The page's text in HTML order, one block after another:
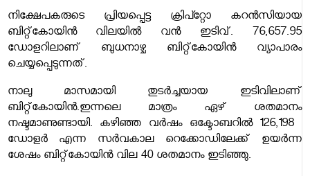
നിക്ഷേപകരുടെ പ്രിയപ്പെട്ട ക്രിപ്റ്റോ കറൻസിയായ
ബിറ്റ്കോയിൻ വിലയിൽ വൻ ഇടിവ്. 76,657.95
ഡോളറിലാണ് ബുധനാഴ്ച ബിറ്റ്കോയിൻ വ്യാപാരം
ചെയ്യപ്പെടുന്നത്.
നാലു മാസമായി തുടർച്ചയായ ഇടിവിലാണ്
ബിറ്റ്കോയിൻ.ഇന്നലെ മാത്രം ഏഴ് ശതമാനം
നഷ്ടമാണുണ്ടായി. കഴിഞ്ഞ വർഷം ഒക്ടോബറിൽ 126,198 ​
ഡോളർ എന്ന സർവകാല റെക്കോഡിലേക്ക് ഉയർന്ന
ശേഷം ബിറ്റ്കോയിൻ വില 40 ശതമാനം ഇടിഞ്ഞു.